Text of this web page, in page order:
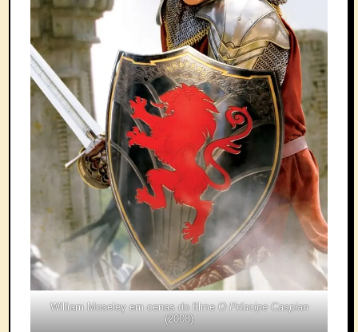
William Moseley em cenas do filme O Príncipe Caspian
(2008)